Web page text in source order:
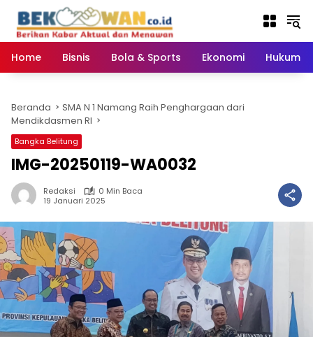
konten
Home
Bisnis Bola & Sports Ekonomi Hukum
Beranda
SMA N 1 Namang Raih Penghargaan dari
Mendikdasmen RI
Bangka Belitung
IMG-20250119-WA0032
Redaksi
0 Min Baca
19 Januari 2025